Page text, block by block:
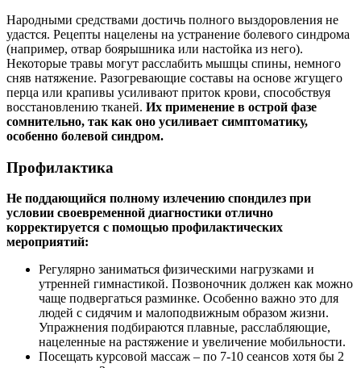
Народными средствами достичь полного выздоровления не
удастся. Рецепты нацелены на устранение болевого синдрома
(например, отвар боярышника или настойка из него).
Некоторые травы могут расслабить мышцы спины, немного
сняв натяжение. Разогревающие составы на основе жгущего
перца или крапивы усиливают приток крови, способствуя
восстановлению тканей. Их применение в острой фазе
сомнительно, так как оно усиливает симптоматику,
особенно болевой синдром.
Профилактика
Не поддающийся полному излечению спондилез при
условии своевременной диагностики отлично
корректируется с помощью профилактических
мероприятий:
Регулярно заниматься физическими нагрузками и
утренней гимнастикой. Позвоночник должен как можно
чаще подвергаться разминке. Особенно важно это для
людей с сидячим и малоподвижным образом жизни.
Упражнения подбираются плавные, расслабляющие,
нацеленные на растяжение и увеличение мобильности.
Посещать курсовой массаж – по 7-10 сеансов хотя бы 2